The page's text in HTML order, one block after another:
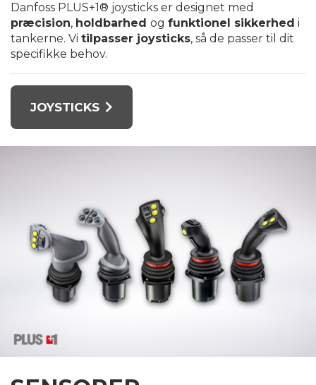
Danfoss PLUS+1® joysticks er designet med
præcision, holdbarhed og funktionel sikkerhed i
tankerne. Vi tilpasser joysticks, så de passer til dit
specifikke behov.
JOYSTICKS